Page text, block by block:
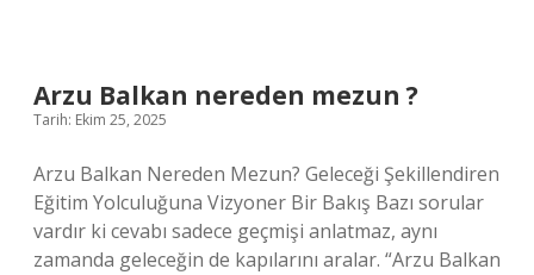
Arzu Balkan nereden mezun ?
Tarih: Ekim 25, 2025
Arzu Balkan Nereden Mezun? Geleceği Şekillendiren
Eğitim Yolculuğuna Vizyoner Bir Bakış Bazı sorular
vardır ki cevabı sadece geçmişi anlatmaz, aynı
zamanda geleceğin de kapılarını aralar. “Arzu Balkan